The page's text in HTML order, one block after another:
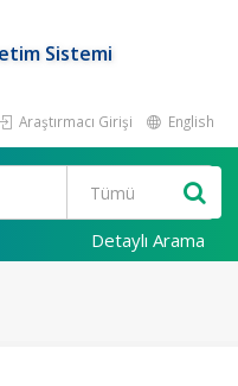
Sistemi
Araştırmacı Girişi English
Detaylı Arama